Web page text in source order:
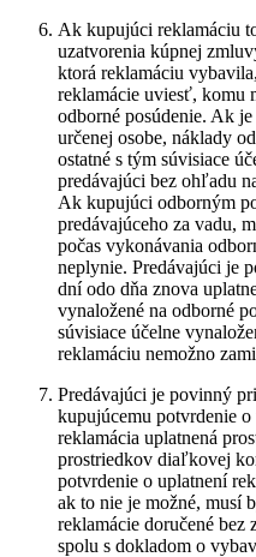
Ak kupujúci reklamáciu
uzatvorenia kúpnej
ktorá reklamáciu
reklamácie uviesť, komu
odborné posúdenie. Ak
určenej osobe, náklady
ostatné s tým súvisiace
predávajúci bez ohľadu
Ak kupujúci odborným
predávajúceho za vadu,
počas vykonávania
neplynie. Predávajúci je
dní odo dňa znova
vynaložené na odborné
súvisiace účelne
reklamáciu nemožno
Predávajúci je povinný
kupujúcemu potvrdenie
reklamácia uplatnená
prostriedkov diaľkovej
potvrdenie o uplatnení
ak to nie je možné, musí
reklamácie doručené bez
spolu s dokladom o